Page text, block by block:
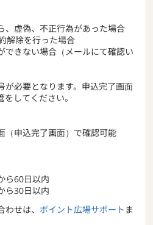
、虚偽、不正行為があった場合
解除を行った場合
できない場合（メールにて確認い
必要となります。申込完了画面
してください。
申込完了画面）で確認可能
ら60日以内
ら30日以内
せは、 ポイント広場サポート ま